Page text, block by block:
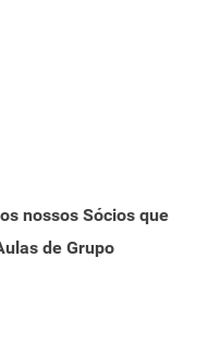
nossos Sócios que
de Grupo